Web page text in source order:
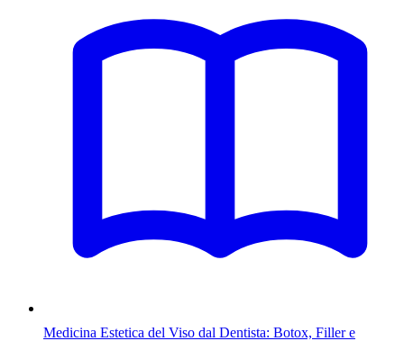
Medicina Estetica del Viso dal Dentista: Botox, Filler e